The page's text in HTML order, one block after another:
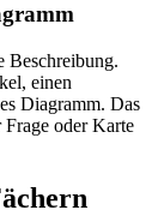
Beschreibung.
einen
Diagramm. Das
oder Karte